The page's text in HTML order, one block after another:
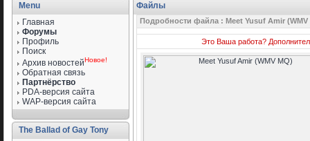
Menu
Главная
Форумы
Профиль
Поиск
Архив новостейНовое!
Обратная связь
Партнёрство
PDA-версия сайта
WAP-версия сайта
The Ballad of Gay Tony
Файлы
Подробности файла : Meet Yusuf Amir (WMV
Это Ваша работа?